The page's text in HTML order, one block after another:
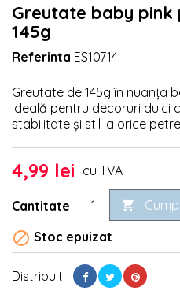
Greutate baby pink
145g
Referinta ES10714
Greutate de 145g în nuanța
Ideală pentru decoruri dulci
stabilitate și stil la orice
4,99 lei cu TVA
Cantitate 
 Stoc epuizat
Distribuiti